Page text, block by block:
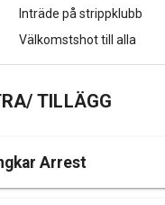
Inträde på strippklubb
Välkomstshot till alla
TILLÄGG
Arrest